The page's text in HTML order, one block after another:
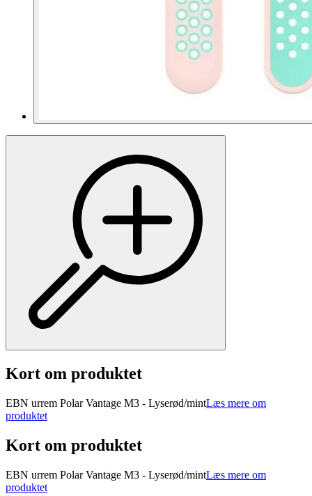
Kort om produktet
EBN urrem Polar Vantage M3 - Lyserød/mintLæs mere om
produktet
Kort om produktet
EBN urrem Polar Vantage M3 - Lyserød/mintLæs mere om
produktet